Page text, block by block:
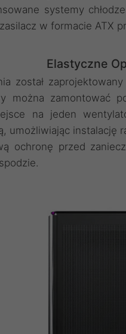
systemy
w formacie ATX
Elastyczne
został
można zamontować
na jeden
umożliwiając instalację
ochronę przed